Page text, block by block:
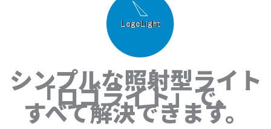
シンプルな照射型ライト
「ロゴライト」で、
すべて解決できます。